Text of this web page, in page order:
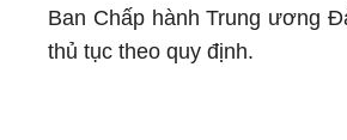
Ban Chấp hành Trung ương
thủ tục theo quy định.